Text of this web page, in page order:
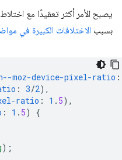
يصبح الأمر أكثر تعقيدًا مع
بسبب الاختلافات الكبيرة في
moz-device-pixel-ratio :
: 3/2),
ratio : 1 . 5),
: 1 . 5) {
);